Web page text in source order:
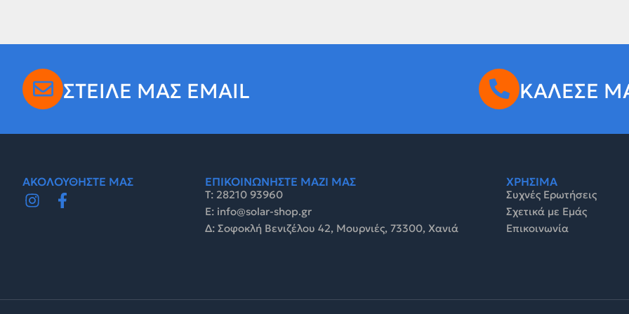
ΣΤΕΙΛΕ ΜΑΣ EMAIL ΚΑΛΕΣΕ
ΑΚΟΛΟΥΘΗΣΤΕ ΜΑΣ ΕΠΙΚΟΙΝΩΝΗΣΤΕ ΜΑΖΙ ΜΑΣ
Τ: 28210 93960
E: info@solar-shop.gr
Δ: Σοφοκλή Βενιζέλου 42, Μουρνιές, 73300, Χανιά
ΧΡΗΣΙΜΑ
Συχνές Ερωτήσεις
Σχετικά με Εμάς
Επικοινωνία